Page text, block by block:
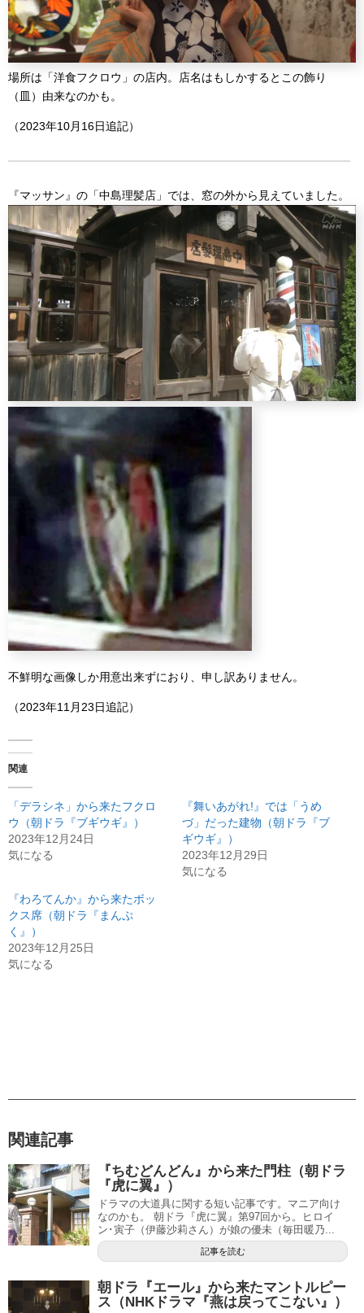
場所は「洋食フクロウ」の店内。店名はもしかするとこの飾り
（皿）由来なのかも。
（2023年10月16日追記）
『マッサン』の「中島理髪店」では、窓の外から見えていました。
不鮮明な画像しか用意出来ずにおり、申し訳ありません。
（2023年11月23日追記）
関連
「デラシネ」から来たフクロ
ウ（朝ドラ『ブギウギ』）
2023年12月24日
気になる
『舞いあがれ!』では「うめ
づ」だった建物（朝ドラ『ブ
ギウギ』）
2023年12月29日
気になる
『わろてんか』から来たボッ
クス席（朝ドラ『まんぷ
く』）
2023年12月25日
気になる
関連記事
『ちむどんどん』から来た門柱（朝ドラ
『虎に翼』）
ドラマの大道具に関する短い記事です。マニア向け
なのかも。 朝ドラ『虎に翼』第97回から。ヒロイ
ン･寅子（伊藤沙莉さん）が娘の優未（毎田暖乃...
記事を読む
朝ドラ『エール』から来たマントルピー
ス（NHKドラマ『燕は戻ってこない』）